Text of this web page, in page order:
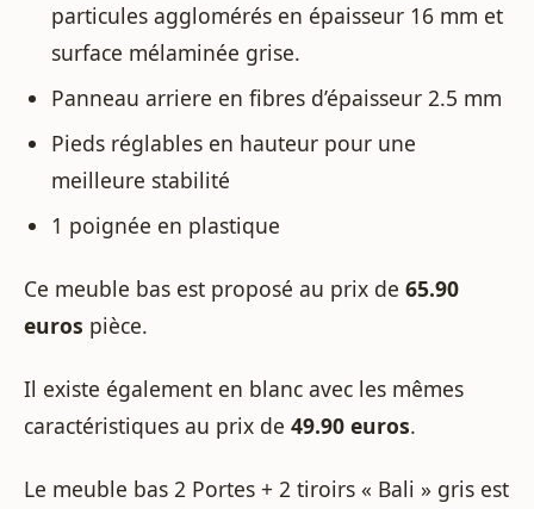
particules agglomérés en épaisseur 16 mm et
surface mélaminée grise.
Panneau arriere en fibres d’épaisseur 2.5 mm
Pieds réglables en hauteur pour une
meilleure stabilité
1 poignée en plastique
Ce meuble bas est proposé au prix de 65.90
euros pièce.
Il existe également en blanc avec les mêmes
caractéristiques au prix de 49.90 euros.
Le meuble bas 2 Portes + 2 tiroirs « Bali » gris est